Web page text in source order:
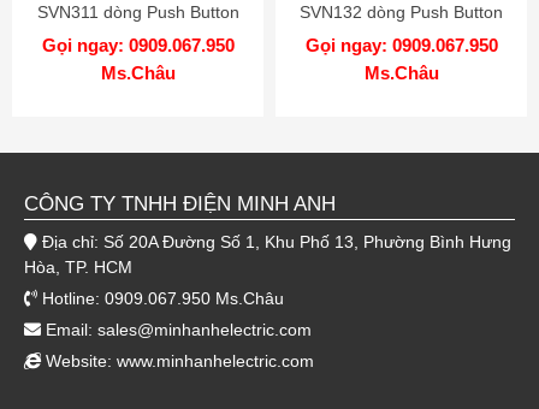
SVN311 dòng Push Button
Gọi ngay: 0909.067.950
Ms.Châu
SVN132 dòng Push Button
Gọi ngay: 0909.067.950
Ms.Châu
CÔNG TY TNHH ĐIỆN MINH ANH
Địa chỉ: Số 20A Đường Số 1, Khu Phố 13, Phường Bình Hưng
Hòa, TP. HCM
Hotline: 0909.067.950 Ms.Châu
Email: sales@minhanhelectric.com
Website: www.minhanhelectric.com